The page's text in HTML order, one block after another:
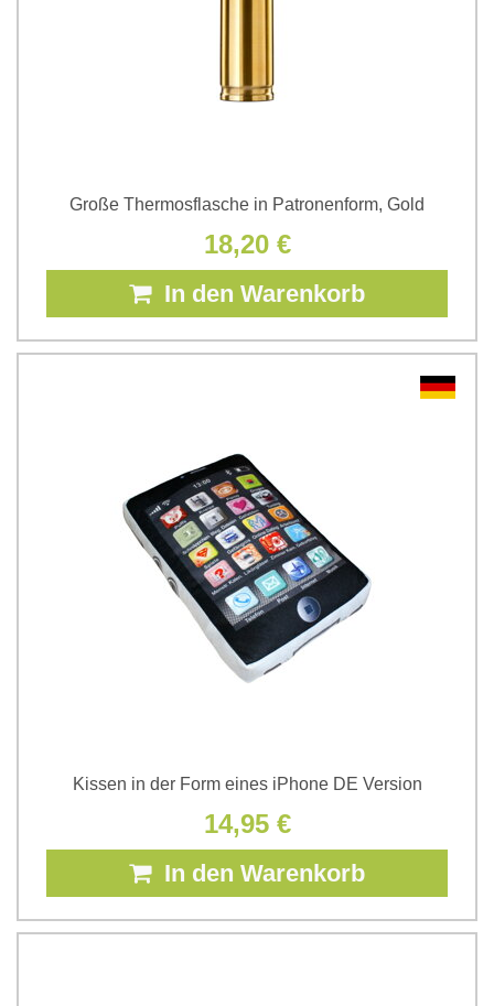
Große Thermosflasche in Patronenform, Gold
18,20 €
In den Warenkorb
Kissen in der Form eines iPhone DE Version
14,95 €
In den Warenkorb